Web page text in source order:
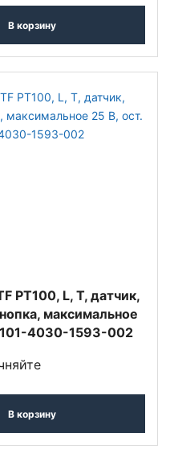
В корзину
PT100, L, T, датчик,
максимальное
4030-1593-002
В корзину